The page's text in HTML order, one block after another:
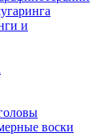
и
воски